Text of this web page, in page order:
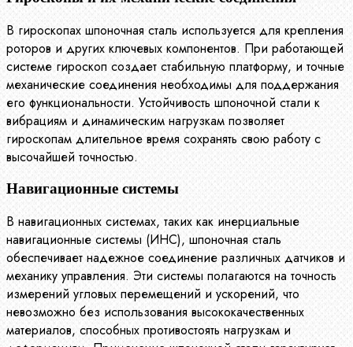
В гироскопах шпоночная сталь используется для крепления
роторов и других ключевых компонентов. При работающей
системе гироскоп создает стабильную платформу, и точные
механические соединения необходимы для поддержания
его функциональности. Устойчивость шпоночной стали к
вибрациям и динамическим нагрузкам позволяет
гироскопам длительное время сохранять свою работу с
высочайшей точностью.
Навигационные системы
В навигационных системах, таких как инерциальные
навигационные системы (ИНС), шпоночная сталь
обеспечивает надежное соединение различных датчиков и
механику управления. Эти системы полагаются на точность
измерений угловых перемещений и ускорений, что
невозможно без использования высококачественных
материалов, способных противостоять нагрузкам и